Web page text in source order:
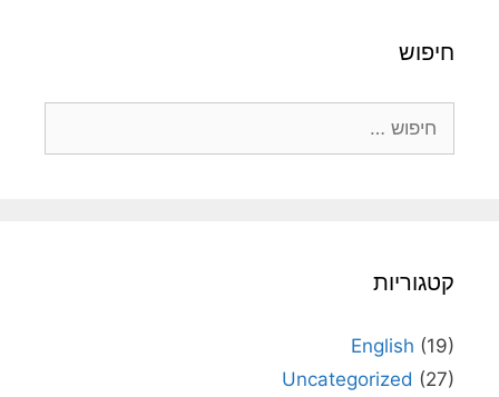
חיפוש
קטגוריות
English (19)
Uncategorized (27)